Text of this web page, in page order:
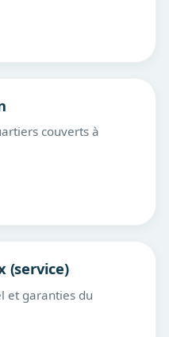
couverts à
(service)
et garanties du